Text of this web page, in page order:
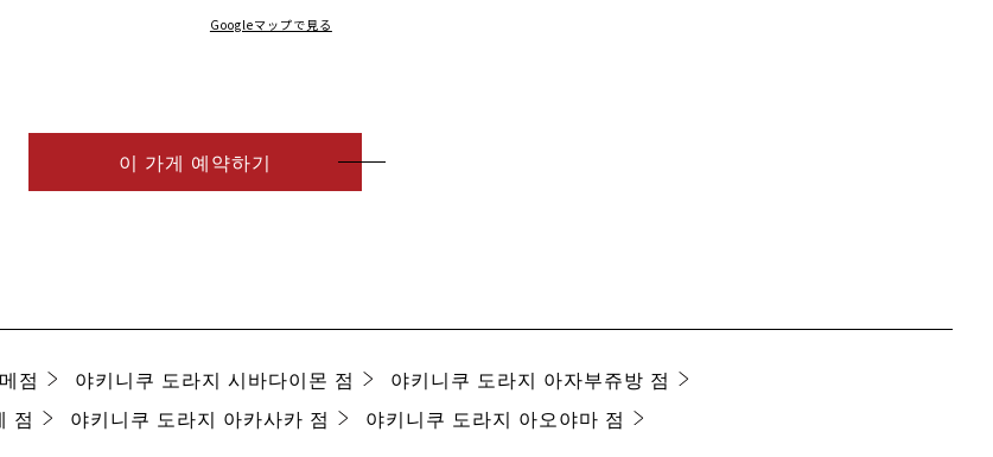
Googleマップで見る
이 가게 예약하기
점 야키니쿠 도라지 시바다이몬 점
야키니쿠 도라지 아자부쥬방 점
점 야키니쿠 도라지 아카사카 점 야키니쿠 도라지 아오야마 점